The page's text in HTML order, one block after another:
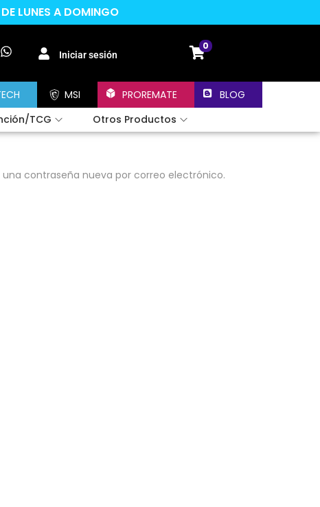
LUNES A DOMINGO
Iniciar sesión
0
MSI PROREMATE
BLOG
TCG Otros Productos
contraseña nueva por correo electrónico.